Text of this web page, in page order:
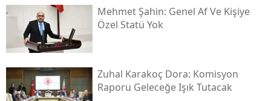
Mehmet Şahin: Genel Af Ve Kişiye
Özel Statü Yok
Zuhal Karakoç Dora: Komisyon
Raporu Geleceğe Işık Tutacak